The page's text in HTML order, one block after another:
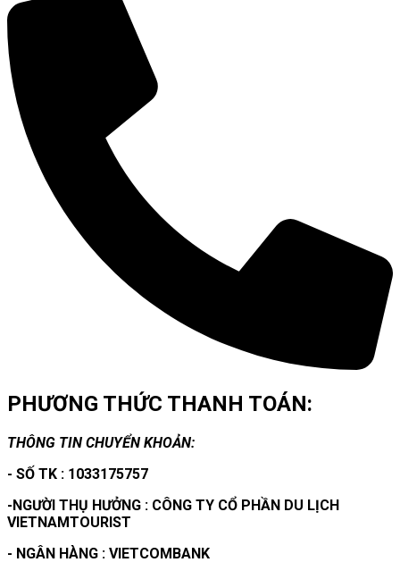
PHƯƠNG THỨC THANH TOÁN:
THÔNG TIN CHUYỂN KHOẢN:
- SỐ TK : 1033175757
-NGƯỜI THỤ HƯỞNG : CÔNG TY CỔ PHẦN DU LỊCH
VIETNAMTOURIST
- NGÂN HÀNG : VIETCOMBANK